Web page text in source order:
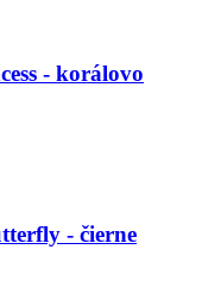
- korálovo
- čierne